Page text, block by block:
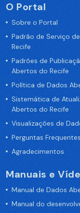
O Portal
Sobre o Portal
Padrão de Serviço
Recife
Padrões de
Abertos do Recife
Política de Dados
Sistemática de
Abertos do Recife
Visualizações de
Perguntas Frequentes
Agradecimentos
Manuais e
Manual de Dados
Manual do